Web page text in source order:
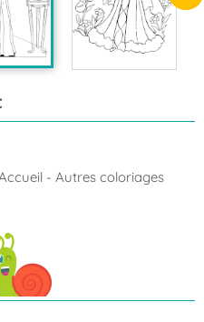
- Autres coloriages